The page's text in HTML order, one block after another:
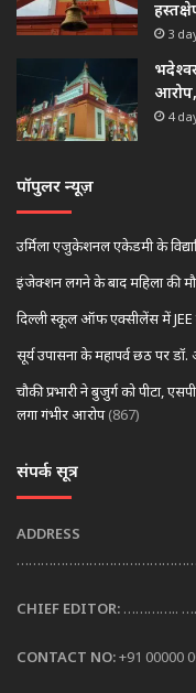
3
4
पॉपुलर न्यूज़
उर्मिला एजुकेशनल एकेडमी के
इंजेक्शन लगने के बाद महिला की
दिल्ली स्कूल ऑफ एक्सीलेंस में JEE
सूर्य उपासना के महापर्व छठ पर
चौकी प्रभारी ने बुजुर्ग को पीटा,
लगा गंभीर आरोप (867)
संपर्क सूत्र
ADDRESS
CHIEF EDITOR: …………..
CONTACT NO:+91 00000